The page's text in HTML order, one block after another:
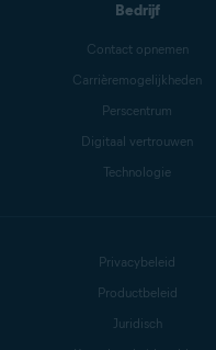
Bedrijf
Contact opnemen
Carrièremogelijkheden
Perscentrum
Digitaal vertrouwen
Technologie
Privacybeleid
Productbeleid
Juridisch